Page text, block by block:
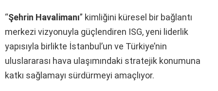
“Şehrin Havalimanı” kimliğini küresel bir bağlantı
merkezi vizyonuyla güçlendiren ISG, yeni liderlik
yapısıyla birlikte İstanbul’un ve Türkiye’nin
uluslararası hava ulaşımındaki stratejik konumuna
katkı sağlamayı sürdürmeyi amaçlıyor.